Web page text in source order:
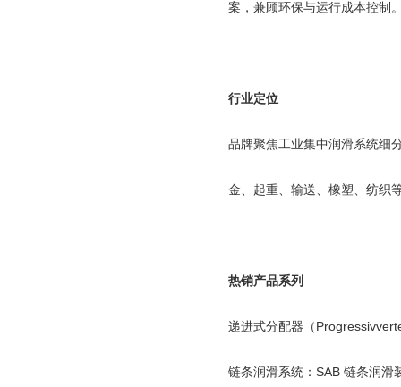
案，兼顾环保与运行成本控制
行业定位
品牌聚焦工业集中润滑系统细
金、起重、输送、橡塑、纺织
热销产品系列
递进式分配器（
链条润滑系统： SAB 链条润滑